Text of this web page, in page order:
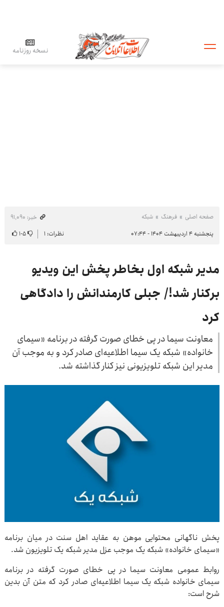
نسخه روزنامه
صفحه اصلی فرهنگ شبکه
خبر: ۹۱٬۰۹۰
پنجشنبه ۴ اردیبهشت ۱۴۰۴ - ۰۷:۴۴
نظرات: ۱ ۵-۱
مدیر شبکه اول بخاطر پخش این ویدیو
برکنار شد!/ جبلی کارمندانش را دادگاهی
کرد
معاونت سیما در پی خطای صورت گرفته در برنامه «سیمای
خانواده» شبکه یک سیما اطلاعیه‌ای صادر کرد و به موجب آن
مدیر این شبکه تلویزیونی نیز کنار گذاشته شد.
پخش ناگهانی محتوایی موهن به عقاید اهل سنت در میان برنامه
«سیمای خانواده» شبکه یک موجب عزل مدیر شبکه یک تلویزیون شد.
روابط عمومی معاونت سیما در پی خطای صورت گرفته در برنامه
سیمای خانواده شبکه یک سیما اطلاعیه‌ای صادر کرد که متن آن بدین
شرح است: